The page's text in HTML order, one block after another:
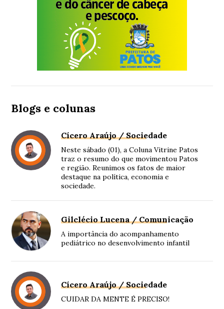
Blogs e colunas
Cícero Araújo / Sociedade
Neste sábado (01), a Coluna Vitrine Patos
traz o resumo do que movimentou Patos
e região. Reunimos os fatos de maior
destaque na política, economia e
sociedade.
Gilclécio Lucena / Comunicação
A importância do acompanhamento
pediátrico no desenvolvimento infantil
Cícero Araújo / Sociedade
CUIDAR DA MENTE É PRECISO!